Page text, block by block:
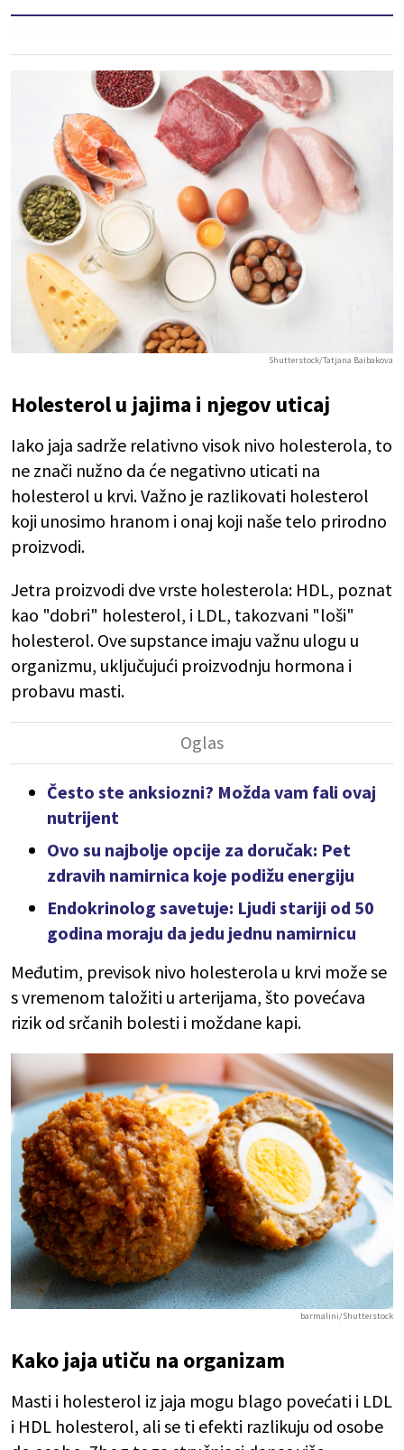
Shutterstock/Tatjana Baibakova
Holesterol u jajima i njegov uticaj
Iako jaja sadrže relativno visok nivo holesterola, to
ne znači nužno da će negativno uticati na
holesterol u krvi. Važno je razlikovati holesterol
koji unosimo hranom i onaj koji naše telo prirodno
proizvodi.
Jetra proizvodi dve vrste holesterola: HDL, poznat
kao "dobri" holesterol, i LDL, takozvani "loši"
holesterol. Ove supstance imaju važnu ulogu u
organizmu, uključujući proizvodnju hormona i
probavu masti.
Često ste anksiozni? Možda vam fali ovaj
nutrijent
Ovo su najbolje opcije za doručak: Pet
zdravih namirnica koje podižu energiju
Endokrinolog savetuje: Ljudi stariji od 50
godina moraju da jedu jednu namirnicu
Međutim, previsok nivo holesterola u krvi može se
s vremenom taložiti u arterijama, što povećava
rizik od srčanih bolesti i moždane kapi.
barmalini/Shutterstock
Kako jaja utiču na organizam
Masti i holesterol iz jaja mogu blago povećati i LDL
i HDL holesterol, ali se ti efekti razlikuju od osobe